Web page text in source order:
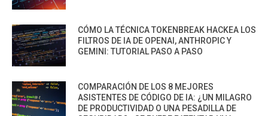
CÓMO LA TÉCNICA TOKENBREAK HACKEA LOS
FILTROS DE IA DE OPENAI, ANTHROPIC Y
GEMINI: TUTORIAL PASO A PASO
COMPARACIÓN DE LOS 8 MEJORES
ASISTENTES DE CÓDIGO DE IA: ¿UN MILAGRO
DE PRODUCTIVIDAD O UNA PESADILLA DE